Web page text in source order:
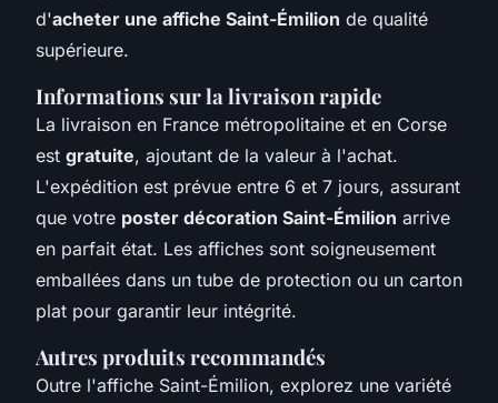
d'acheter une affiche Saint-Émilion de qualité
supérieure.
Informations sur la livraison rapide
La livraison en France métropolitaine et en Corse
est gratuite, ajoutant de la valeur à l'achat.
L'expédition est prévue entre 6 et 7 jours, assurant
que votre poster décoration Saint-Émilion arrive
en parfait état. Les affiches sont soigneusement
emballées dans un tube de protection ou un carton
plat pour garantir leur intégrité.
Autres produits recommandés
Outre l'affiche Saint-Émilion, explorez une variété